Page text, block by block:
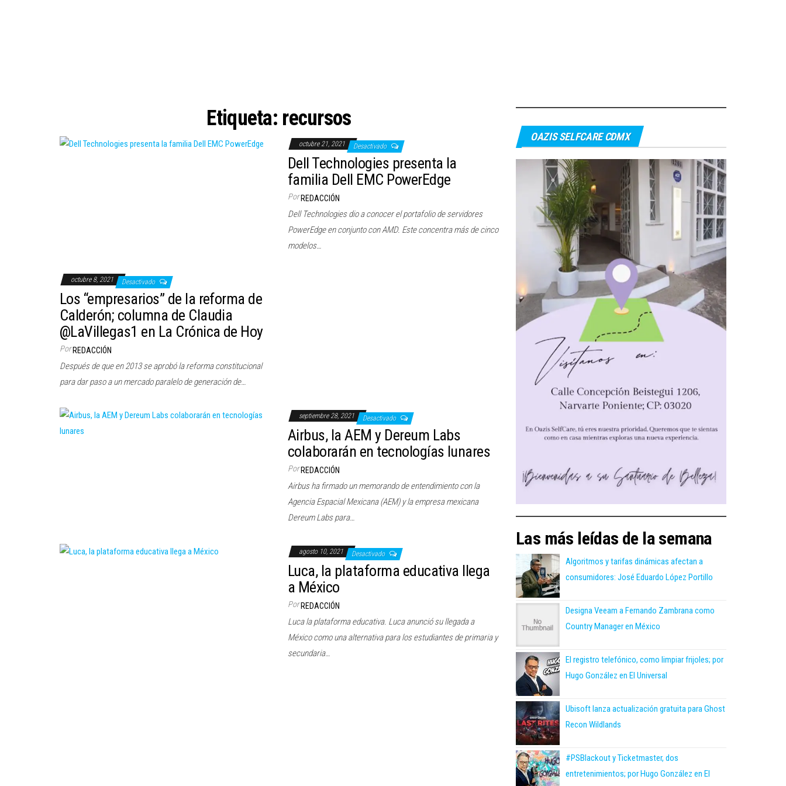
Etiqueta: recursos
octubre 21, 2021 Desactivado
Dell Technologies presenta la
familia Dell EMC PowerEdge
Por REDACCIÓN
Dell Technologies dio a conocer el portafolio de servidores
PowerEdge en conjunto con AMD. Este concentra más de cinco
modelos…
octubre 8, 2021 Desactivado
Los “empresarios” de la reforma de
Calderón; columna de Claudia
@LaVillegas1 en La Crónica de Hoy
Por REDACCIÓN
Después de que en 2013 se aprobó la reforma constitucional
para dar paso a un mercado paralelo de generación de…
septiembre 28, 2021 Desactivado
Airbus, la AEM y Dereum Labs
colaborarán en tecnologías lunares
Por REDACCIÓN
Airbus ha firmado un memorando de entendimiento con la
Agencia Espacial Mexicana (AEM) y la empresa mexicana
Dereum Labs para…
agosto 10, 2021 Desactivado
Luca, la plataforma educativa llega
a México
Por REDACCIÓN
Luca la plataforma educativa. Luca anunció su llegada a
México como una alternativa para los estudiantes de primaria y
secundaria…
OAZIS SELFCARE CDMX
Las más leídas de la semana
Algoritmos y tarifas dinámicas afectan a
consumidores: José Eduardo López Portillo
Designa Veeam a Fernando Zambrana como
Country Manager en México
El registro telefónico, como limpiar frijoles; por
Hugo González en El Universal
Ubisoft lanza actualización gratuita para Ghost
Recon Wildlands
#PSBlackout y Ticketmaster, dos
entretenimientos; por Hugo González en El